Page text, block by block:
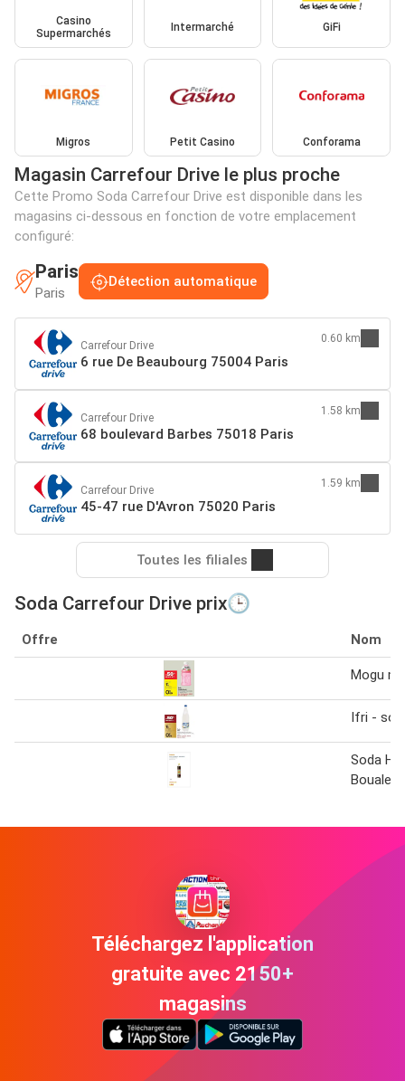
Casino
Supermarchés
Intermarché GiFi
Migros Petit Casino Conforama
Magasin Carrefour Drive le plus proche
Cette Promo Soda Carrefour Drive est disponible dans les
magasins ci-dessous en fonction de votre emplacement
configuré:
Paris
Paris
Détection automatique
Carrefour Drive
6 rue De Beaubourg 75004 Paris
0.60 km
Carrefour Drive
68 boulevard Barbes 75018 Paris
1.58 km
Carrefour Drive
45-47 rue D'Avron 75020 Paris
1.59 km
Toutes les filiales
Soda Carrefour Drive prix🕒
Offre Nom
Mogu
Ifri -
Soda
Boualem
Téléchargez l'application
gratuite avec 2150+
magasins